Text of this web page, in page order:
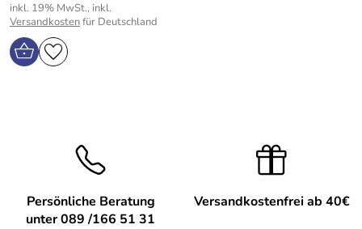
inkl. 19% MwSt., inkl.
Versandkostenfür Deutschland
Persönliche Beratung
unter 089 /166 51 31
Versandkostenfrei ab 40€